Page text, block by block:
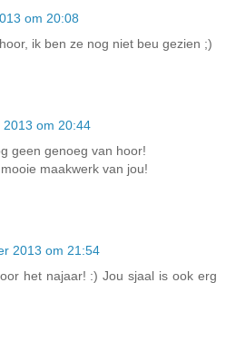
om 20:08
ik ben ze nog niet beu gezien ;)
2013 om 20:44
geen genoeg van hoor!
maakwerk van jou!
2013 om 21:54
het najaar! :) Jou sjaal is ook erg